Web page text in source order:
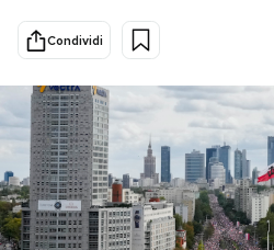
Cultura
Economia
Sport
PODCAST
Condividi